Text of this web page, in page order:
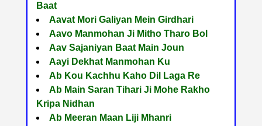
Baat
Aavat Mori Galiyan Mein Girdhari
Aavo Manmohan Ji Mitho Tharo Bol
Aav Sajaniyan Baat Main Joun
Aayi Dekhat Manmohan Ku
Ab Kou Kachhu Kaho Dil Laga Re
Ab Main Saran Tihari Ji Mohe Rakho
Kripa Nidhan
Ab Meeran Maan Liji Mhanri